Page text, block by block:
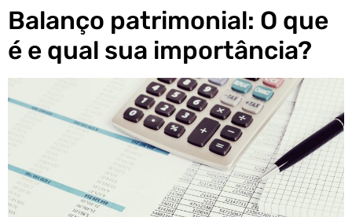
Balanço patrimonial: O que
é e qual sua importância?